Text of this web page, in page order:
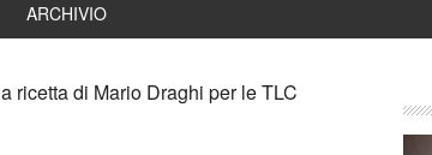
ARCHIVIO
ricetta di Mario Draghi per le TLC